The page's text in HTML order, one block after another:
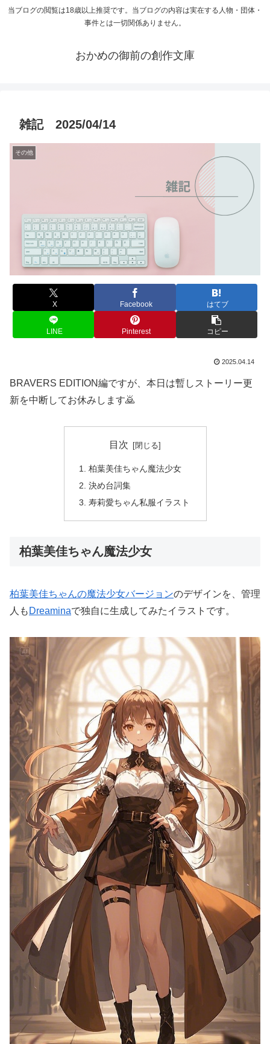
当ブログの閲覧は18歳以上推奨です。当ブログの内容は実在する人物・団体・
事件とは一切関係ありません。
おかめの御前の創作文庫
雑記 2025/04/14
その他
X Facebook はてブ
LINE Pinterest コピー
2025.04.14
BRAVERS EDITION編ですが、本日は暫しストーリー更
新を中断してお休みします🙇
目次
柏葉美佳ちゃん魔法少女
決め台詞集
寿莉愛ちゃん私服イラスト
柏葉美佳ちゃん魔法少女
柏葉美佳ちゃんの魔法少女バージョンのデザインを、管理
人も Dreaminaで独自に生成してみたイラストです。